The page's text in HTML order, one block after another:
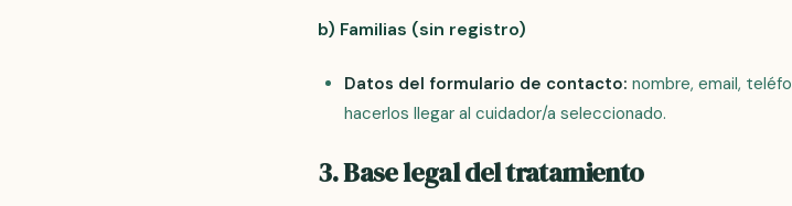
b) Familias (sin registro)
Datos del formulario de contacto: nombre, email,
hacerlos llegar al cuidador/a seleccionado.
3. Base legal del tratamiento